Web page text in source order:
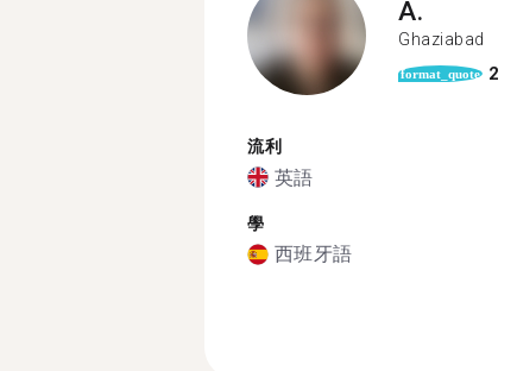
A.
Ghaziabad
format_quote 2
流利
英語
學
西班牙語